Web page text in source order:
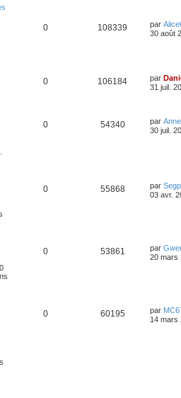
0 108339 par
30 août
0 106184 par
31 juil.
0 54340 par
30 juil.
0 55868 par
03 avr.
0 53861 par
20 mars
0 60195 par
14 mars